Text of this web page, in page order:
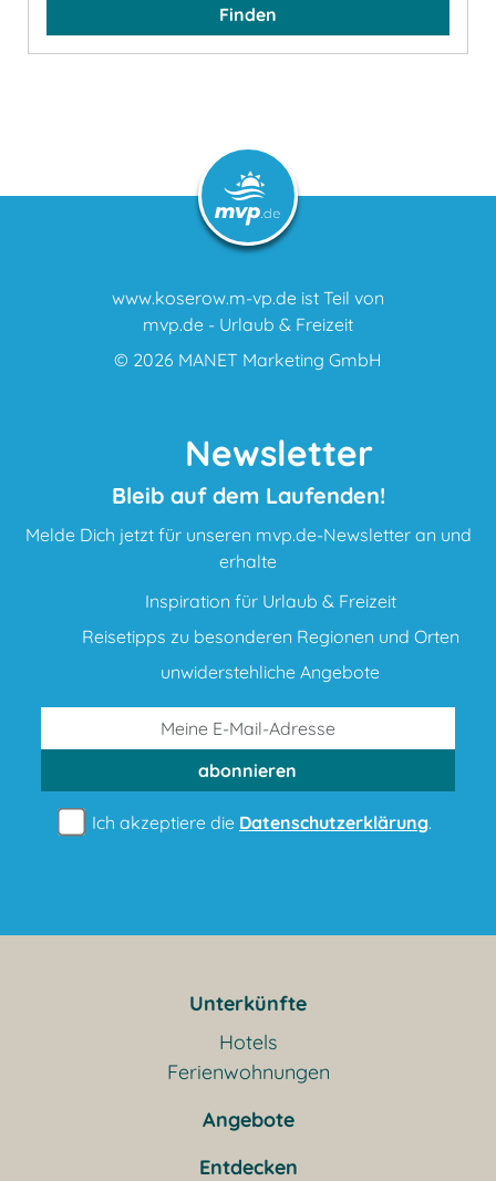
Finden
www.koserow.m-vp.de ist Teil von
mvp.de - Urlaub & Freizeit
© 2026 MANET Marketing GmbH
Newsletter
Bleib auf dem Laufenden!
Melde Dich jetzt für unseren mvp.de-Newsletter an und
erhalte
Inspiration für Urlaub & Freizeit
Reisetipps zu besonderen Regionen und Orten
unwiderstehliche Angebote
abonnieren
Ich akzeptiere die Datenschutzerklärung.
Unterkünfte
Hotels
Ferienwohnungen
Angebote
Entdecken